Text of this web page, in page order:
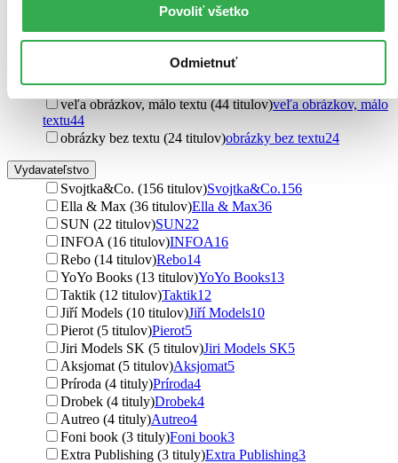
Povoliť všetko
Odmietnuť
Holly Price (2 tituly)Holly Price2
Aimée Chapman (2 tituly)Aimée Chapman2
Obrázky a text
veľa obrázkov, málo textu (44 titulov)veľa obrázkov, málo
textu44
obrázky bez textu (24 titulov)obrázky bez textu24
Vydavateľstvo
Svojtka&Co. (156 titulov)Svojtka&Co.156
Ella & Max (36 titulov)Ella & Max36
SUN (22 titulov)SUN22
INFOA (16 titulov)INFOA16
Rebo (14 titulov)Rebo14
YoYo Books (13 titulov)YoYo Books13
Taktik (12 titulov)Taktik12
Jiří Models (10 titulov)Jiří Models10
Pierot (5 titulov)Pierot5
Jiri Models SK (5 titulov)Jiri Models SK5
Aksjomat (5 titulov)Aksjomat5
Príroda (4 tituly)Príroda4
Drobek (4 tituly)Drobek4
Autreo (4 tituly)Autreo4
Foni book (3 tituly)Foni book3
Extra Publishing (3 tituly)Extra Publishing3